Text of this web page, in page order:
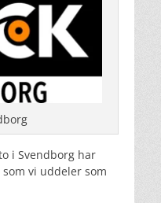
i Svendborg har
vi uddeler som